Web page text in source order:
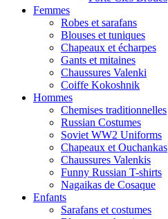
Femmes
Robes et sarafans
Blouses et tuniques
Chapeaux et écharpes
Gants et mitaines
Chaussures Valenki
Coiffe Kokoshnik
Hommes
Chemises traditionnelles
Russian Costumes
Soviet WW2 Uniforms
Chapeaux et Ouchankas
Chaussures Valenkis
Funny Russian T-shirts
Nagaikas de Cosaque
Enfants
Sarafans et costumes